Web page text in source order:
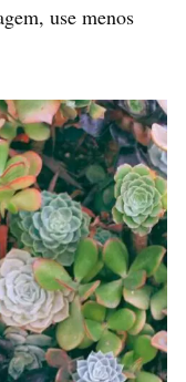
use menos